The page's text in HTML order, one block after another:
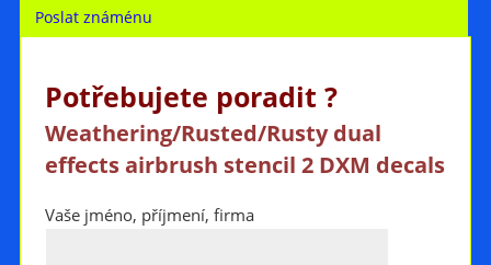
Poslat známénu
Potřebujete poradit ?
Weathering/Rusted/Rusty dual
effects airbrush stencil 2 DXM decals
Vaše jméno, příjmení, firma